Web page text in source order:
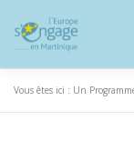
contenu
Vous êtes ici : Un